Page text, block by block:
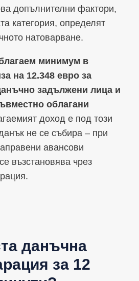
допълнителни фактори,
категория, определят
натоварване.
минимум в
на 12.348 евро за
задължени лица и
облагани
доход е под този
не се събира – при
авансови
възстановява чрез
данъчна
за 12